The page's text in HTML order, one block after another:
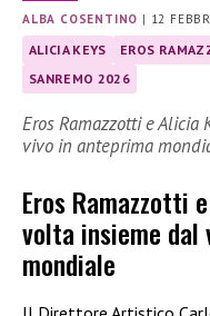
ALBA COSENTINO | 12
ALICIA KEYS EROS
SANREMO 2026
Eros Ramazzotti e
vivo in anteprima
Eros Ramazzotti
volta insieme
mondiale